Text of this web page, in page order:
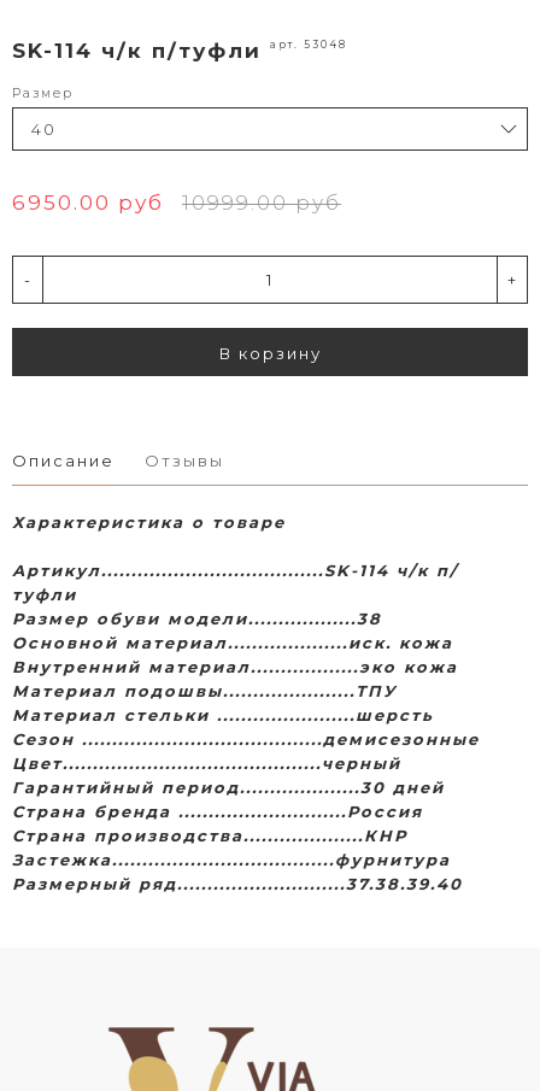
SK-114 ч/к п/туфли арт. 53048
Размер
6950.00 руб 10999.00 руб
- +
В корзину
Описание Отзывы
Характеристика о товаре
Артикул.....................................SK-114 ч/к п/
туфли
Размер обуви модели..................38
Основной материал....................иск. кожа
Внутренний материал..................эко кожа
Материал подошвы......................ТПУ
Материал стельки .......................шерсть
Сезон ........................................демисезонные
Цвет...........................................черный
Гарантийный период....................30 дней
Страна бренда ............................Россия
Страна производства....................КНР
Застежка.....................................фурнитура
Размерный ряд............................37.38.39.40